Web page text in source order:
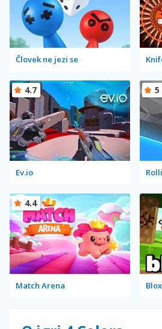
Človek ne jezi se
Ev.io
4.7 5
Match Arena
4.4